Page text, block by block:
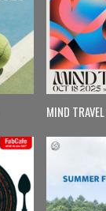
MIND TRAVEL